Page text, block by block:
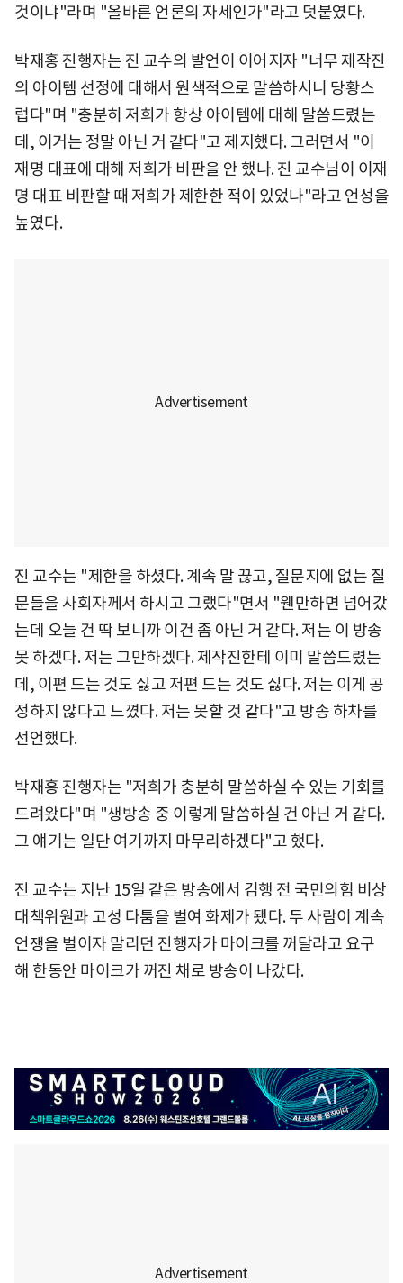
것이냐"라며 "올바른 언론의 자세인가"라고 덧붙였다.
박재홍 진행자는 진 교수의 발언이 이어지자 "너무 제작진
의 아이템 선정에 대해서 원색적으로 말씀하시니 당황스
럽다"며 "충분히 저희가 항상 아이템에 대해 말씀드렸는
데, 이거는 정말 아닌 거 같다"고 제지했다. 그러면서 "이
재명 대표에 대해 저희가 비판을 안 했나. 진 교수님이 이재
명 대표 비판할 때 저희가 제한한 적이 있었나"라고 언성을
높였다.
진 교수는 "제한을 하셨다. 계속 말 끊고, 질문지에 없는 질
문들을 사회자께서 하시고 그랬다"면서 "웬만하면 넘어갔
는데 오늘 건 딱 보니까 이건 좀 아닌 거 같다. 저는 이 방송
못 하겠다. 저는 그만하겠다. 제작진한테 이미 말씀드렸는
데, 이편 드는 것도 싫고 저편 드는 것도 싫다. 저는 이게 공
정하지 않다고 느꼈다. 저는 못할 것 같다"고 방송 하차를
선언했다.
박재홍 진행자는 "저희가 충분히 말씀하실 수 있는 기회를
드려왔다"며 "생방송 중 이렇게 말씀하실 건 아닌 거 같다.
그 얘기는 일단 여기까지 마무리하겠다"고 했다.
진 교수는 지난 15일 같은 방송에서 김행 전 국민의힘 비상
대책위원과 고성 다툼을 벌여 화제가 됐다. 두 사람이 계속
언쟁을 벌이자 말리던 진행자가 마이크를 꺼달라고 요구
해 한동안 마이크가 꺼진 채로 방송이 나갔다.